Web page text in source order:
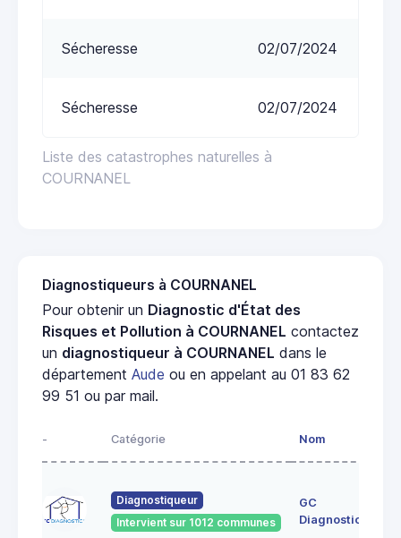
Liste des catastrophes naturelles à
COURNANEL
Sécheresse 02/07/2024
Sécheresse 02/07/2024
Diagnostiqueurs à COURNANEL
Pour obtenir un Diagnostic d'État des
Risques et Pollution à COURNANEL contactez
un diagnostiqueur à COURNANEL dans le
département Aude ou en appelant au 01 83 62
99 51 ou par mail.
- Catégorie Nom
Diagnostiqueur
Intervient sur 1012 communes
GC
Diagnostics